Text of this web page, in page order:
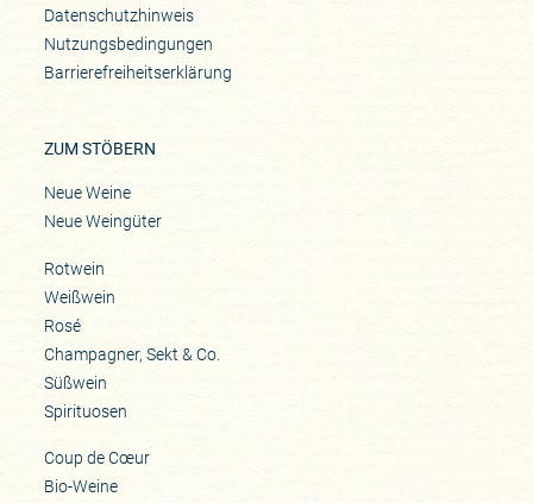
Datenschutzhinweis
Nutzungsbedingungen
Barrierefreiheitserklärung
ZUM STÖBERN
Neue Weine
Neue Weingüter
Rotwein
Weißwein
Rosé
Champagner, Sekt & Co.
Süßwein
Spirituosen
Coup de Cœur
Bio-Weine